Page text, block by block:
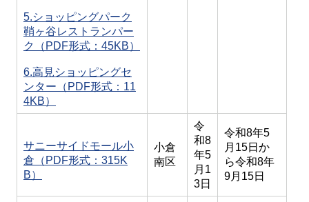
5.ショッピングパーク
鞘ヶ谷レストランパー
ク（PDF形式：45KB）
6.高見ショッピングセ
ンター（PDF形式：11
4KB）
サニーサイドモール小
倉（PDF形式：315K
B）
小倉
南区
令
和8
年5
月1
3日
令和8年5
月15日か
ら令和8年
9月15日